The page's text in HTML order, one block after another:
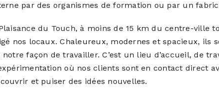
par des organismes de formation ou par un
du Touch, à moins de 15 km du centre-ville
nos locaux. Chaleureux, modernes et spacieux, ils
notre façon de travailler. C’est un lieu d’accueil, de
où nos clients sont en contact direct
et puiser des idées nouvelles.